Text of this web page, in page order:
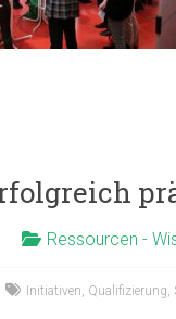
Ressourcen -
Initiativen, Qualifizierung,